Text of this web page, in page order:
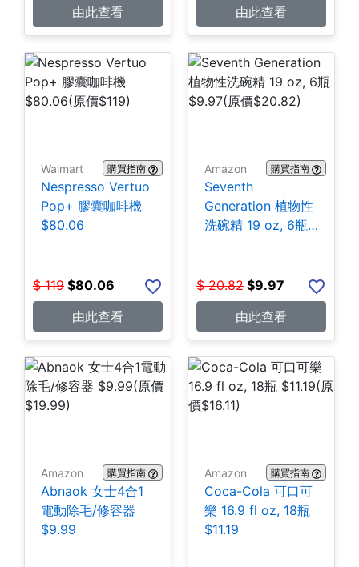
由此查看
由此查看
Walmart 購買指南
Nespresso Vertuo
Pop+ 膠囊咖啡機
$80.06
$ 119 $80.06
由此查看
Amazon 購買指南
Seventh
Generation 植物性
洗碗精 19 oz, 6瓶
$ 20.82 $9.97
由此查看
Amazon 購買指南
Abnaok 女士4合1
電動除毛/修容器
$9.99
Amazon 購買指南
Coca-Cola 可口可
樂 16.9 fl oz, 18瓶
$11.19